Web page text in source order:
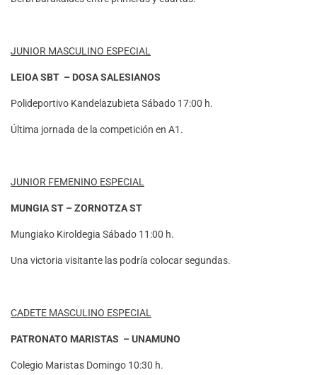
JUNIOR MASCULINO ESPECIAL
LEIOA SBT – DOSA SALESIANOS
Polideportivo Kandelazubieta Sábado 17:00 h.
Última jornada de la competición en A1.
JUNIOR FEMENINO ESPECIAL
MUNGIA ST – ZORNOTZA ST
Mungiako Kiroldegia Sábado 11:00 h.
Una victoria visitante las podría colocar segundas.
CADETE MASCULINO ESPECIAL
PATRONATO MARISTAS – UNAMUNO
Colegio Maristas Domingo 10:30 h.